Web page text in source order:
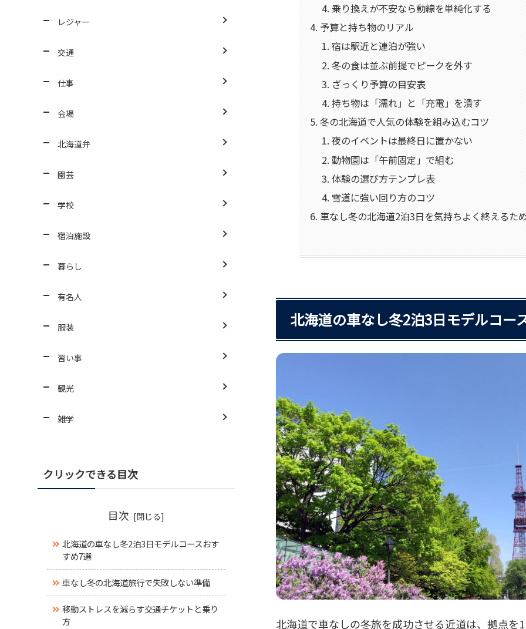
乗り換えが不安なら動線を単純化する
予算と持ち物のリアル
宿は駅近と連泊が強い
冬の食は並ぶ前提でピークを外す
ざっくり予算の目安表
持ち物は「濡れ」と「充電」を潰す
冬の北海道で人気の体験を組み込むコツ
夜のイベントは最終日に置かない
動物園は「午前固定」で組む
体験の選び方テンプレ表
雪道に強い回り方のコツ
車なし冬の北海道2泊3日を気持ちよく終えるた
北海道の車なし冬2泊3日モデルコー
北海道で車なしの冬旅を成功させる近道は、拠点
レジャー
交通
仕事
会場
北海道弁
園芸
学校
宿泊施設
暮らし
有名人
服装
習い事
観光
雑学
クリックできる目次
目次
北海道の車なし冬2泊3日モデルコースおす
すめ7選
車なし冬の北海道旅行で失敗しない準備
移動ストレスを減らす交通チケットと乗り
方